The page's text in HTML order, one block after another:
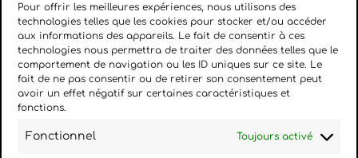
Pour offrir les meilleures expériences, nous utilisons des
technologies telles que les cookies pour stocker et/ou accéder
aux informations des appareils. Le fait de consentir à ces
technologies nous permettra de traiter des données telles que le
comportement de navigation ou les ID uniques sur ce site. Le
fait de ne pas consentir ou de retirer son consentement peut
avoir un effet négatif sur certaines caractéristiques et
fonctions.
Fonctionnel Toujours activé
Guide pratique :
Comment présenter un
design sans finir frustré·e
Lire la suite